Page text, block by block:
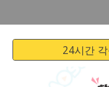
24시간